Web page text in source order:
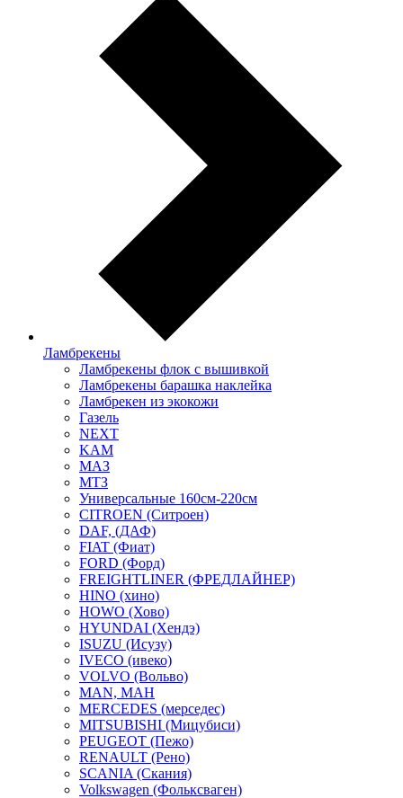
Ламбрекены
Ламбрекены флок с вышивкой
Ламбрекены барашка наклейка
Ламбрекен из экокожи
Газель
NEXT
KAM
МАЗ
МТЗ
Универсальные 160см-220см
CITROEN (Ситроен)
DAF, (ДАФ)
FIAT (Фиат)
FORD (Форд)
FREIGHTLINER (ФРЕДЛАЙНЕР)
HINO (хино)
HOWO (Хово)
HYUNDAI (Хендэ)
ISUZU (Исузу)
IVECO (ивеко)
VOLVO (Вольво)
MAN, МАН
MERCEDES (мерседес)
MITSUBISHI (Мицубиси)
PEUGEOT (Пежо)
RENAULT (Рено)
SCANIA (Скания)
Volkswagen (Фольксваген)